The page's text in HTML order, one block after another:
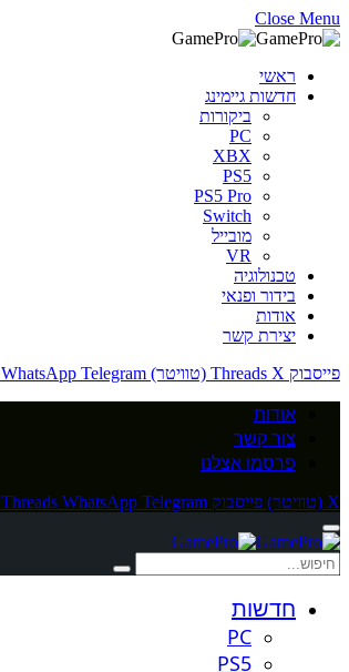
Close Menu
ראשי
חדשות גיימינג
ביקורות
PC
XBX
PS5
PS5 Pro
Switch
מובייל
VR
טכנולוגיה
בידור ופנאי
אודות
יצירת קשר
פייסבוק
Threads X (טוויטר) WhatsApp Telegram
אודות
צור קשר
פרסמו אצלנו
X (טוויטר) פייסבוק Threads WhatsApp Telegram
חדשות
PC
PS5